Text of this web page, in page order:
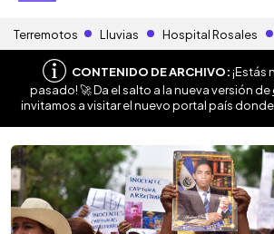
Terremotos Lluvias Hospital Rosales
CONTENIDO DE ARCHIVO:¡Estás
pasado! 🚀 Da el salto a la nueva versión de
invitamos a visitar el nuevo portal país